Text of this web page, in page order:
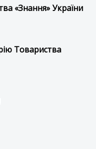
«Знання» України
Товариства